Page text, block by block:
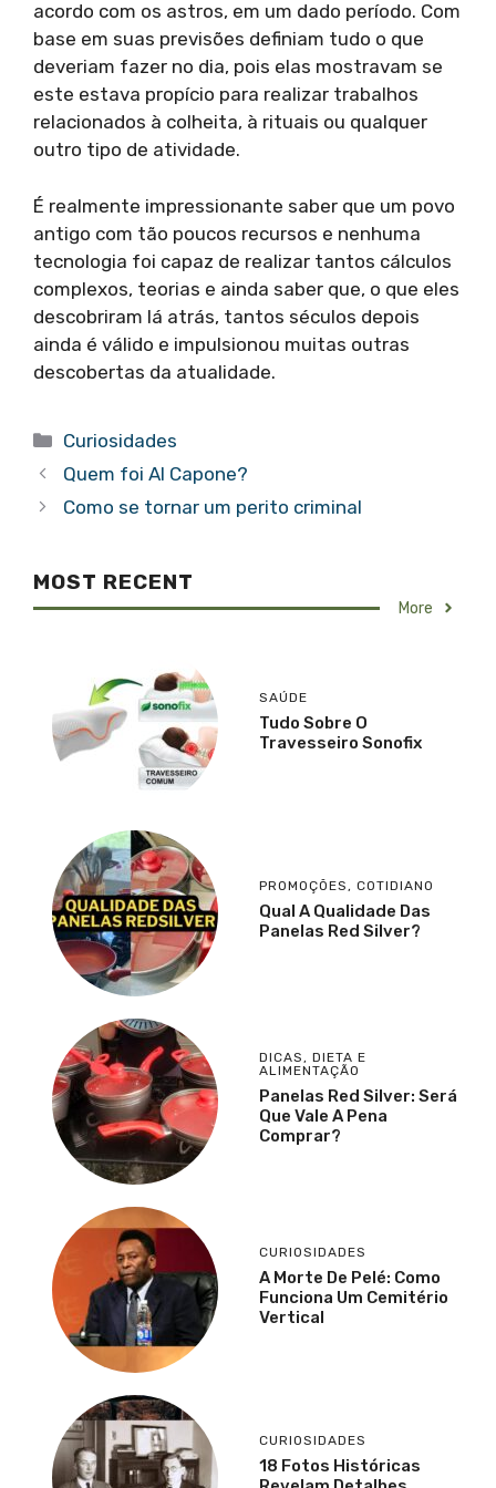
acordo com os astros, em um dado período. Com
base em suas previsões definiam tudo o que
deveriam fazer no dia, pois elas mostravam se
este estava propício para realizar trabalhos
relacionados à colheita, à rituais ou qualquer
outro tipo de atividade.
É realmente impressionante saber que um povo
antigo com tão poucos recursos e nenhuma
tecnologia foi capaz de realizar tantos cálculos
complexos, teorias e ainda saber que, o que eles
descobriram lá atrás, tantos séculos depois
ainda é válido e impulsionou muitas outras
descobertas da atualidade.
Categorias
Curiosidades
Quem foi Al Capone?
Como se tornar um perito criminal
MOST RECENT
More
SAÚDE
Tudo Sobre O
Travesseiro Sonofix
PROMOÇÕES, COTIDIANO
Qual A Qualidade Das
Panelas Red Silver?
DICAS, DIETA E
ALIMENTAÇÃO
Panelas Red Silver: Será
Que Vale A Pena
Comprar?
CURIOSIDADES
A Morte De Pelé: Como
Funciona Um Cemitério
Vertical
CURIOSIDADES
18 Fotos Históricas